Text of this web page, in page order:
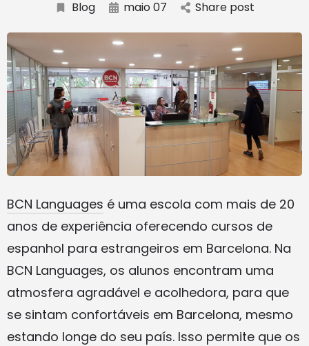
Blog maio 07 Share post
BCN Languages é uma escola com mais de 20
anos de experiência oferecendo cursos de
espanhol para estrangeiros em Barcelona. Na
BCN Languages, os alunos encontram uma
atmosfera agradável e acolhedora, para que
se sintam confortáveis ​​em Barcelona, ​​mesmo
estando longe do seu país. Isso permite que os